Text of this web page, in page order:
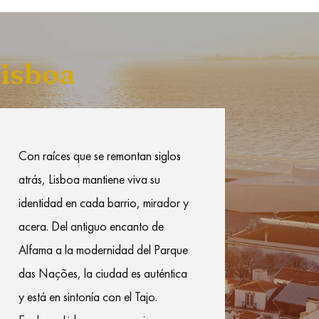
Con raíces que se remontan siglos
atrás, Lisboa mantiene viva su
identidad en cada barrio, mirador y
acera. Del antiguo encanto de
Alfama a la modernidad del Parque
das Nações, la ciudad es auténtica
y está en sintonía con el Tajo.